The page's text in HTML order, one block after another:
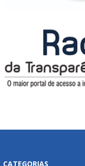
CATEGORIAS